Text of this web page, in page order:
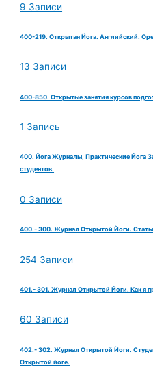
9 Записи
400-219. Открытая Йога. Английский.
13 Записи
400-850. Открытые занятия курсов
1 Запись
400. Йога Журналы, Практические Йога
студентов.
0 Записи
400.- 300. Журнал Открытой Йоги.
254 Записи
401.- 301. Журнал Открытой Йоги. Как я
60 Записи
402.- 302. Журнал Открытой Йоги.
Открытой йоге.